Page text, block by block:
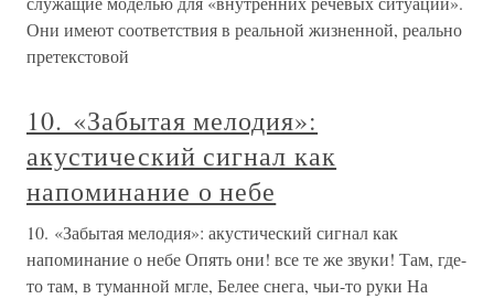
Они имеют соответствия в реальной жизненной, реально
претекстовой
10. «Забытая мелодия»:
акустический сигнал как
напоминание о небе
10. «Забытая мелодия»: акустический сигнал как
напоминание о небе Опять они! все те же звуки! Там, где-
то там, в туманной мгле, Белее снега, чьи-то руки На